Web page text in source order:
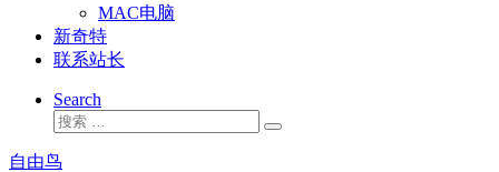
MAC电脑
新奇特
联系站长
Search
搜
搜
自由鸟